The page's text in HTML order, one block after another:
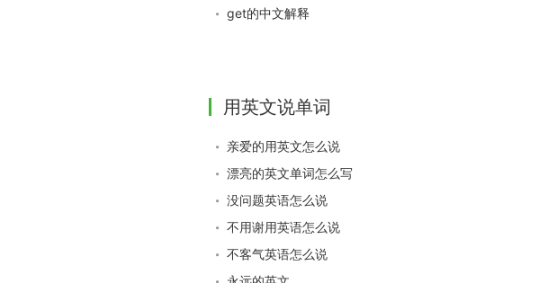
get的中文解释
用英文说单词
亲爱的用英文怎么说
漂亮的英文单词怎么写
没问题英语怎么说
不用谢用英语怎么说
不客气英语怎么说